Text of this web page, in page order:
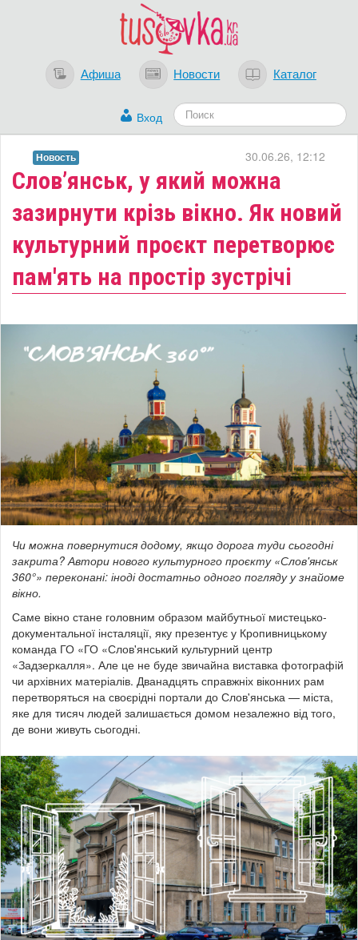
Афиша Новости Каталог
Вход
​Слов’янськ, у який можна
зазирнути крізь вікно. Як новий
культурний проєкт перетворює
пам'ять на простір зустрічі
30.06.26, 12:12
Новость
Чи можна повернутися додому, якщо дорога туди сьогодні
закрита? Автори нового культурного проєкту «Слов'янськ
360°» переконані: іноді достатньо одного погляду у знайоме
вікно.
Саме вікно стане головним образом майбутньої мистецько-
документальної інсталяції, яку презентує у Кропивницькому
команда ГО «ГО «Слов'янський культурний центр
«Задзеркалля». Але це не буде звичайна виставка фотографій
чи архівних матеріалів. Дванадцять справжніх віконних рам
перетворяться на своєрідні портали до Слов'янська — міста,
яке для тисяч людей залишається домом незалежно від того,
де вони живуть сьогодні.